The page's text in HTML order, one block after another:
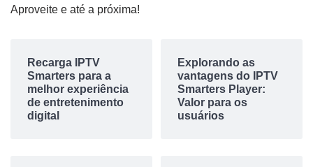
Aproveite e até a próxima!
Recarga IPTV
Smarters para a
melhor experiência
de entretenimento
digital
Explorando as
vantagens do IPTV
Smarters Player:
Valor para os
usuários